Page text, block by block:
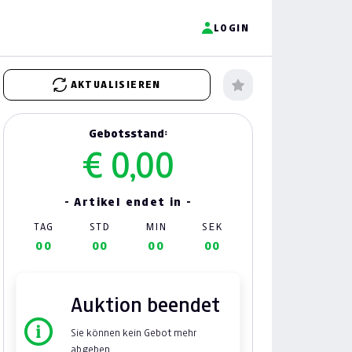
LOGIN
AKTUALISIEREN
Gebotsstand:
€ 0,00
- Artikel endet in -
TAG STD MIN SEK
00 00 00 00
Auktion beendet
Sie können kein Gebot mehr
abgeben.